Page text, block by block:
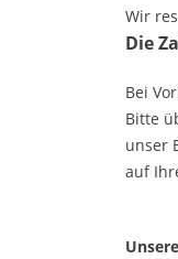
Wir
Die
Bei
Bitte
unser
auf